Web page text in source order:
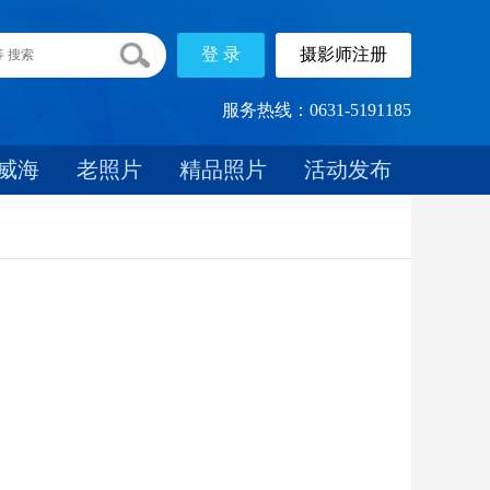
服务热线：0631-5191185
海 老照片 精品照片 活动发布